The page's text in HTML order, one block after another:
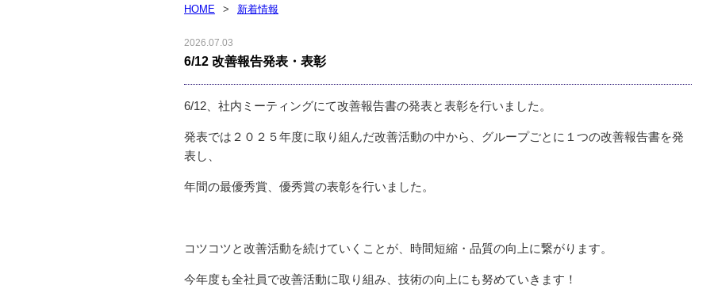
HOME > 新着情報
2026.07.03
6/12 改善報告発表・表彰
6/12、社内ミーティングにて改善報告書の発表と表彰を行いました。
発表では２０２５年度に取り組んだ改善活動の中から、グループごとに１つの改善報告書を発
表し、
年間の最優秀賞、優秀賞の表彰を行いました。
コツコツと改善活動を続けていくことが、時間短縮・品質の向上に繋がります。
今年度も全社員で改善活動に取り組み、技術の向上にも努めていきます！